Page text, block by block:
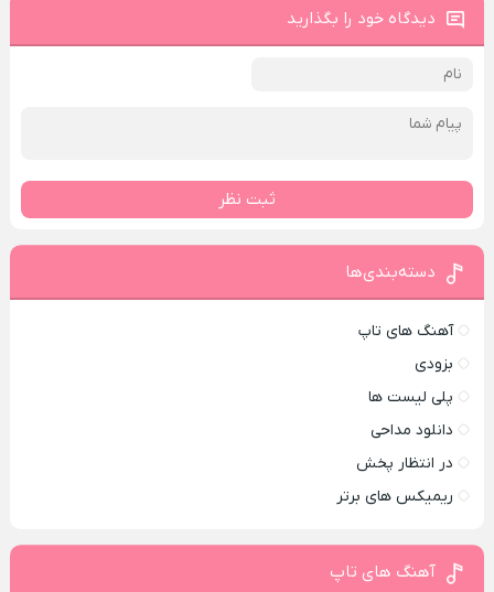
دیدگاه خود را بگذارید
ثبت نظر
دسته‌بندی‌ها
آهنگ های تاپ
بزودی
پلی لیست ها
دانلود مداحی
در انتظار پخش
ریمیکس های برتر
آهنگ های تاپ